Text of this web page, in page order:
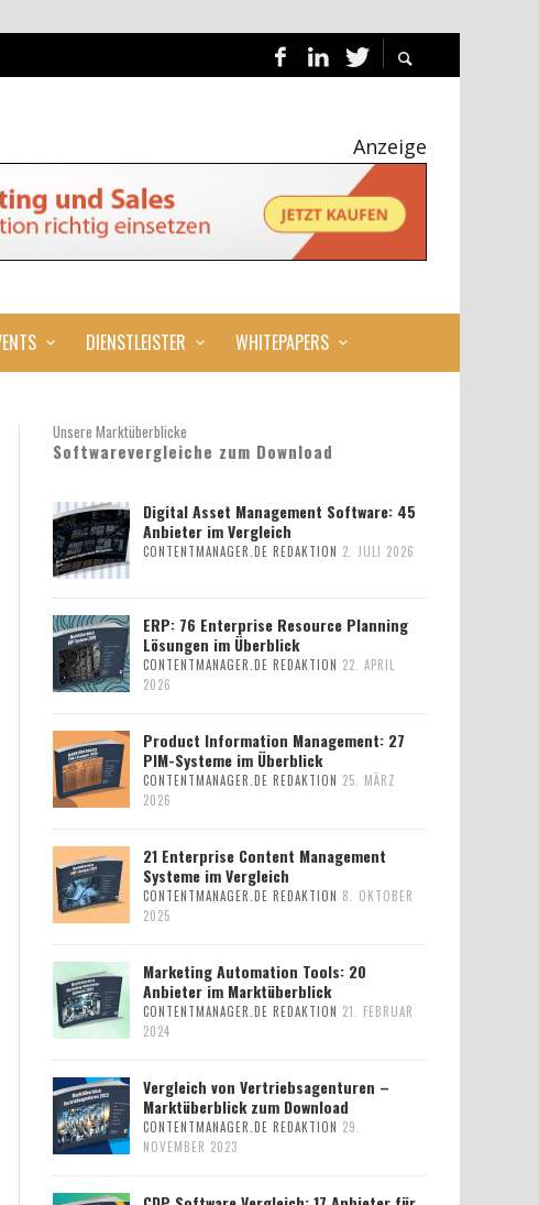
Anzeige
DIENSTLEISTER WHITEPAPERS
Unsere Marktüberblicke
Softwarevergleiche zum Download
Digital Asset Management Software: 45
Anbieter im Vergleich
CONTENTMANAGER.DE REDAKTION 2. JULI 2026
ERP: 76 Enterprise Resource Planning
Lösungen im Überblick
CONTENTMANAGER.DE REDAKTION 22. APRIL
2026
Product Information Management: 27
PIM-Systeme im Überblick
CONTENTMANAGER.DE REDAKTION 25. MÄRZ
2026
21 Enterprise Content Management
Systeme im Vergleich
CONTENTMANAGER.DE REDAKTION 8. OKTOBER
2025
Marketing Automation Tools: 20
Anbieter im Marktüberblick
CONTENTMANAGER.DE REDAKTION 21. FEBRUAR
2024
Vergleich von Vertriebsagenturen –
Marktüberblick zum Download
CONTENTMANAGER.DE REDAKTION 29.
NOVEMBER 2023